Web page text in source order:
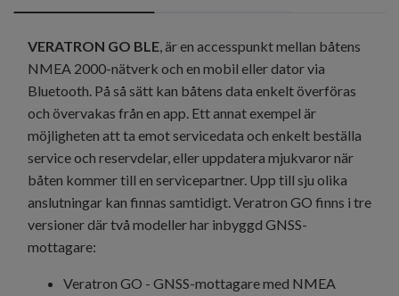
VERATRON GO BLE, är en accesspunkt mellan båtens
NMEA 2000-nätverk och en mobil eller dator via
Bluetooth. På så sätt kan båtens data enkelt överföras
och övervakas från en app. Ett annat exempel är
möjligheten att ta emot servicedata och enkelt beställa
service och reservdelar, eller uppdatera mjukvaror när
båten kommer till en servicepartner. Upp till sju olika
anslutningar kan finnas samtidigt. Veratron GO finns i tre
versioner där två modeller har inbyggd GNSS-
mottagare:
Veratron GO - GNSS-mottagare med NMEA